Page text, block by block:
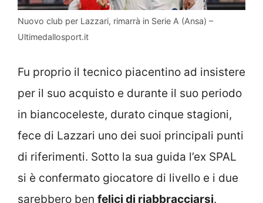
Nuovo club per Lazzari, rimarrà in Serie A (Ansa) –
Ultimedallosport.it
Fu proprio il tecnico piacentino ad insistere
per il suo acquisto e durante il suo periodo
in biancoceleste, durato cinque stagioni,
fece di Lazzari uno dei suoi principali punti
di riferimenti. Sotto la sua guida l’ex SPAL
si è confermato giocatore di livello e i due
sarebbero ben felici di riabbracciarsi.